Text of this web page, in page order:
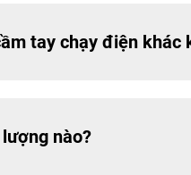
tay chạy điện khác
nào?